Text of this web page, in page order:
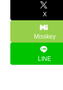
X
Misskey
LINE